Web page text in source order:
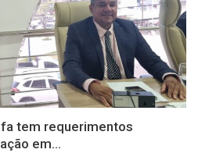
tem requerimentos
em…